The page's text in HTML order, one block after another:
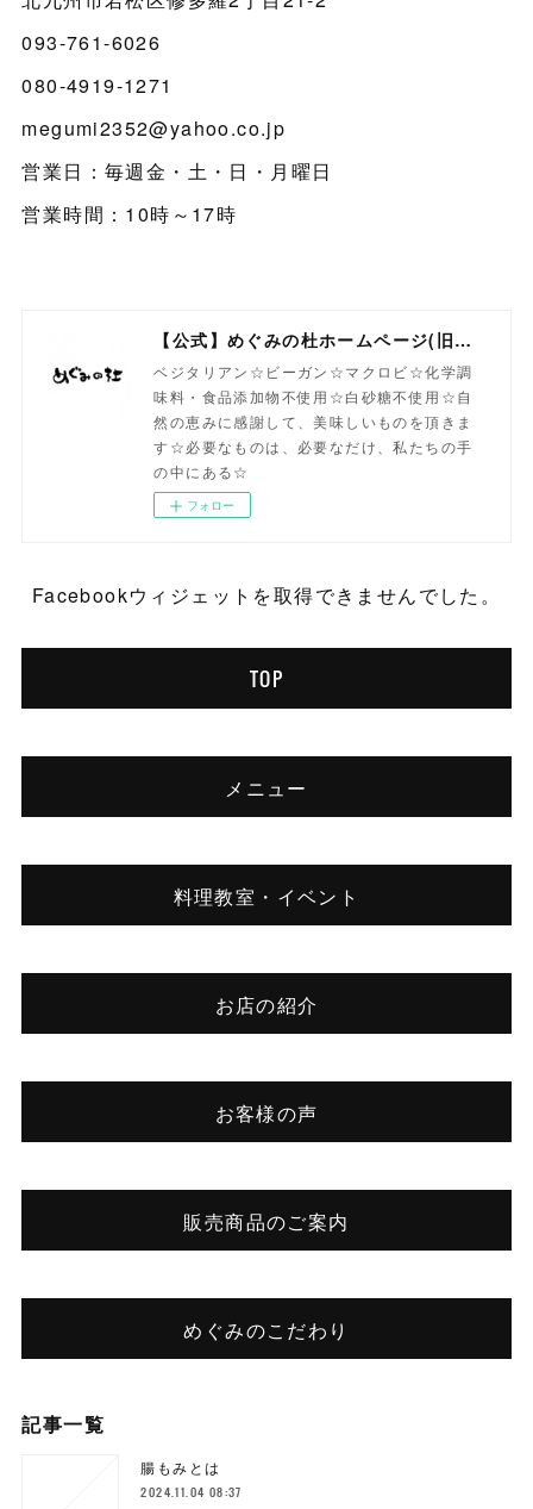
093-761-6026
080-4919-1271
megumi2352@yahoo.co.jp
営業日：毎週金・土・日・月曜日
営業時間：10時～17時
【公式】めぐみの杜ホームページ(旧自然食工房）
ベジタリアン☆ビーガン☆マクロビ☆化学調
味料・食品添加物不使用☆白砂糖不使用☆自
然の恵みに感謝して、美味しいものを頂きま
す☆必要なものは、必要なだけ、私たちの手
の中にある☆
フォロー
Facebookウィジェットを取得できませんでした。
TOP
メニュー
料理教室・イベント
お店の紹介
お客様の声
販売商品のご案内
めぐみのこだわり
記事一覧
腸もみとは
2024.11.04 08:37